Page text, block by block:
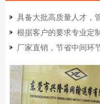
具备大批高质量人才，
根据客户的要求专业定
厂家直销，节省中间环